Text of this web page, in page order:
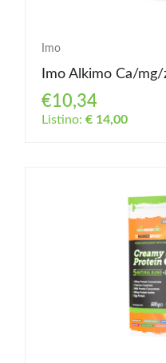
Imo
Imo Alkimo Ca/
€10,34
Listino: € 14,00